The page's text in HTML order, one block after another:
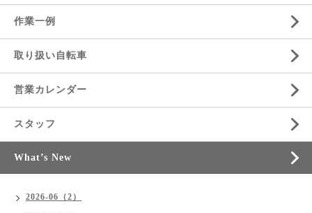
作業一例
取り扱い自転車
営業カレンダー
スタッフ
What’s New
2026-06（2）